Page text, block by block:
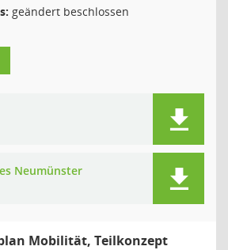
geändert beschlossen
Neumünster
Mobilität, Teilkonzept